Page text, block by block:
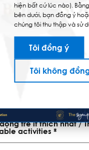
loại đồ chơi trẻ ít thích
preferable toys /
động trẻ thích nhất / The
*
trẻ ít thích nhất /
activities *
hiện bất cứ lúc nào).
bên dưới, bạn đồng ý
chúng tôi thu thập và sử
Tôi đồng ý
Tôi không